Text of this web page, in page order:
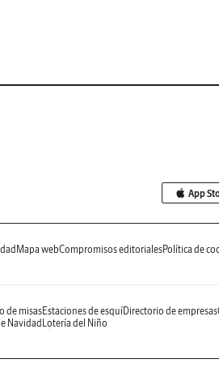
App
Mapa webCompromisos editorialesPolítica de
de misasEstaciones de esquíDirectorio de empresas
Navidad Lotería del Niño